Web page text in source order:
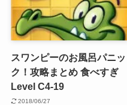
スワンピーのお風呂パニッ
ク！攻略まとめ 食べすぎ
Level C4-19
2018/06/27